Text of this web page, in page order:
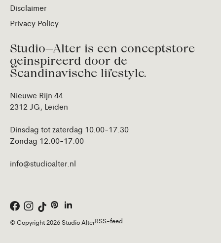
Disclaimer
Privacy Policy
Studio—Alter is een conceptstore
geïnspireerd door de
Scandinavische lifestyle.
Nieuwe Rijn 44
2312 JG, Leiden
Dinsdag tot zaterdag 10.00-17.30
Zondag 12.00-17.00
info@studioalter.nl
© Copyright 2026 Studio AlterRSS-feed